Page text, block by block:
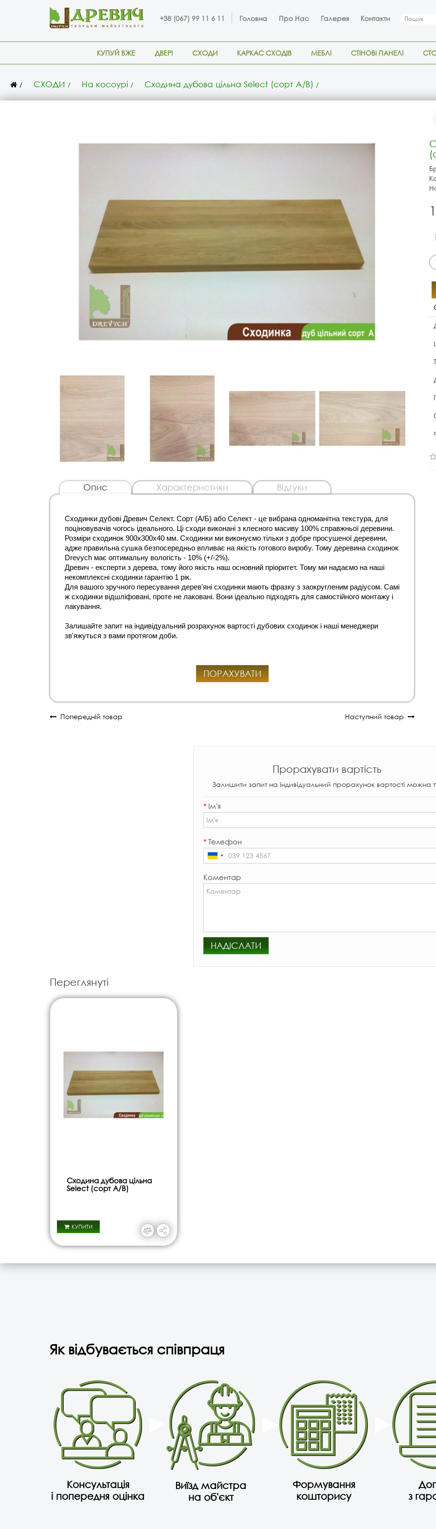
+38 (067) 99 11 6 11 Головна Про Нас Галерея Контакти
КУПУЙ ВЖЕ ДВЕРІ СХОДИ КАРКАС СХОДІВ МЕБЛІ СТІНОВІ ПАНЕЛІ
СХОДИ На косоурі Сходина дубова цільна Select (сорт A/B)
Опис Характеристики Відгуки
Сходинки дубові Древич Селект. Сорт (А/Б) або Селект - це вибрана одноманітна текстура, для
поціновувачів чогось ідеального. Ці сходи виконані з клеєного масиву 100% справжньої деревини.
Розміри сходинок 900х300х40 мм. Сходинки ми виконуємо тільки з добре просушеної деревини,
адже правильна сушка безпосередньо впливає на якість готового виробу. Тому деревина сходинок
Drevych має оптимальну вологість - 10% (+/-2%).
Древич - експерти з дерева, тому його якість наш основний пріоритет. Тому ми надаємо на наші
некомплексні сходинки гарантію 1 рік.
Для вашого зручного пересування дерев'яні сходинки мають фразку з заокругленим радіусом. Самі
ж сходинки відшліфовані, проте не лаковані. Вони ідеально підходять для самостійного монтажу і
лакування.
Залишайте запит на індивідуальний розрахунок вартості дубових сходинок і наші менеджери
зв'яжуться з вами протягом доби.
ПОРАХУВАТИ
Попередній товар Наступний товар
Прорахувати вартість
Залишити запит на індивідуальний прорахунок вартості можна
* Ім'я
* Телефон
Коментар
НАДІСЛАТИ
Переглянуті
Сходина дубова цільна
Select (сорт A/B)
КУПИТИ
Як відбувається співпраця
Консультація
і попередня оцінка
Виїзд майстра
на об'єкт
Формування
кошторису
з